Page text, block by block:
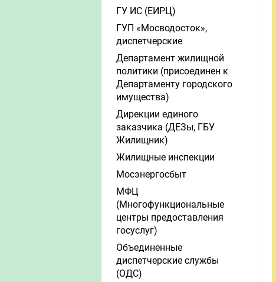
ГУ ИС (ЕИРЦ)
ГУП «Мосводосток»,
диспетчерские
Департамент жилищной
политики (присоединен к
Департаменту городского
имущества)
Дирекции единого
заказчика (ДЕЗы, ГБУ
Жилищник)
Жилищные инспекции
Мосэнергосбыт
МФЦ
(Многофункциональные
центры предоставления
госуслуг)
Объединенные
диспетчерские службы
(ОДС)